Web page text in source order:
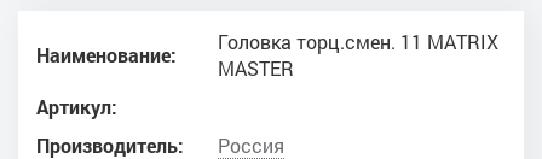
Наименование:
Головка торц.смен. 11 MATRIX
MASTER
Артикул:
Производитель:
Россия